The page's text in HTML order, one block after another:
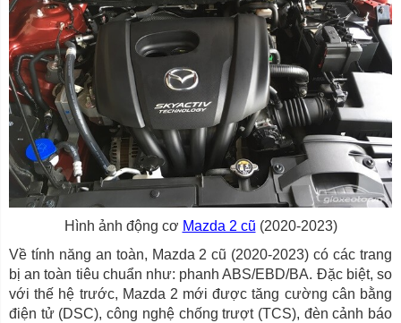
Hình ảnh động cơ Mazda 2 cũ (2020-2023)
Về tính năng an toàn, Mazda 2 cũ (2020-2023) có các trang
bị an toàn tiêu chuẩn như: phanh ABS/EBD/BA. Đặc biệt, so
với thế hệ trước, Mazda 2 mới được tăng cường cân bằng
điện tử (DSC), công nghệ chống trượt (TCS), đèn cảnh báo